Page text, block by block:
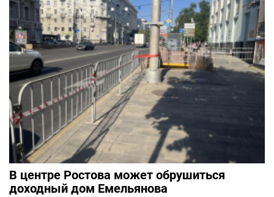
В центре Ростова может обрушиться
доходный дом Емельянова